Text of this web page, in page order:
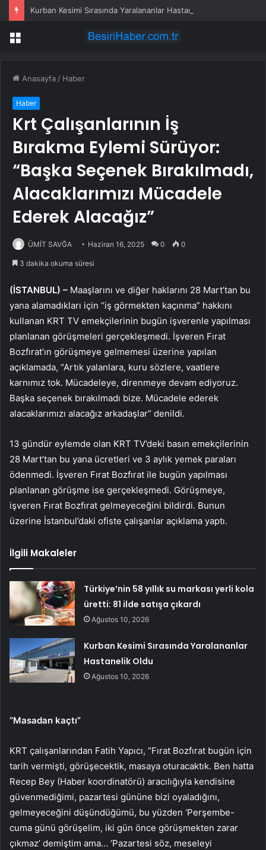
Kurban Kesimi Sırasında Yaralananlar Hastanelik Oldu
Menü
Anasayfa / Haber
Haber
Krt Çalışanlarının İş
Bırakma Eylemi Sürüyor:
“Başka Seçenek Bırakılmadı,
Alacaklarımızı Mücadele
Ederek Alacağız”
ÜMİT SAVĞA Haziran 16, 2025 0 0
3 dakika okuma süresi
(İSTANBUL) – Maaşlarını ve diğer haklarını 28 Mart’tan bu
yana alamadıkları için “iş görmekten kaçınma” hakkını
kullanan KRT TV emekçilerinin bugün işverenle yapılması
planlanan görüşmeleri gerçekleşmedi. İşveren Fırat
Bozfırat’ın görüşmeye gelmemesi üzerine yapılan
açıklamada, “Artık yalanlara, kuru sözlere, vaatlere
karnımız tok. Mücadeleye, direnmeye devam ediyoruz.
Başka seçenek bırakılmadı bize. Mücadele ederek
alacaklarımızı alacağız arkadaşlar” denildi.
13 gündür eylemde olan KRT TV’deki basın emekçilerinin
28 Mart’tan bu yana ücretleri ve 3 aylık yemek paraları
ödenmedi. İşveren Fırat Bozfırat ile bugün yapılması
planlanan görüşme ise gerçekleşmedi. Görüşmeye,
işveren Fırat Bozfırat gelmeyeceğini bildirdi. Bunun
üzerine İstanbul’daki ofiste çalışanlar açıklama yaptı.
İlgili Makaleler
Türkiye’nin 58 yıllık su markası yerli kola
üretti: 81 ilde satışa çıkardı
Ağustos 10, 2026
Kurban Kesimi Sırasında Yaralananlar
Hastanelik Oldu
Ağustos 10, 2026
“Masadan kaçtı”
KRT çalışanlarından Fatih Yapıcı, “Fırat Bozfırat bugün için
tarih vermişti, görüşecektik, masaya oturacaktık. Ben hatta
Recep Bey (Haber koordinatörü) aracılığıyla kendisine
güvenmediğimi, pazartesi gününe bizi oyaladığını,
gelmeyeceğini düşündüğümü, bu yüzden ‘Perşembe-
cuma günü görüşelim, iki gün önce görüşmekten zarar
çıkmaz’ demiştim ama… ‘Pazartesi söz, meseleyi